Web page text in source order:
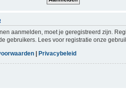
aanmelden, moet je geregistreerd zijn.
gebruikers. Lees voor registratie onze
Privacybeleid